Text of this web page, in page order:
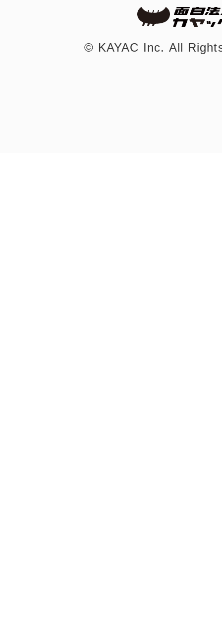
©︎ KAYAC Inc. All